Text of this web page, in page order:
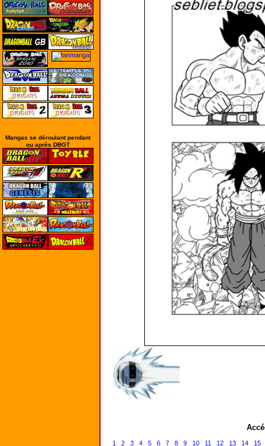
Mangas se déroulant pendant
ou après DBGT
1 2 3 4 5 6 7 8 9 10 11 12 13 14
15